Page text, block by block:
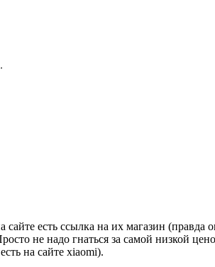
есть ссылка на их магазин
не надо гнаться за самой низкой
на сайте xiaomi).